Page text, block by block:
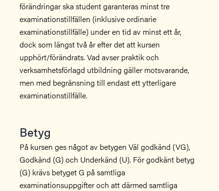
förändringar ska student garanteras minst tre
examinationstillfällen (inklusive ordinarie
examinationstillfälle) under en tid av minst ett år,
dock som längst två år efter det att kursen
upphört/förändrats. Vad avser praktik och
verksamhetsförlagd utbildning gäller motsvarande,
men med begränsning till endast ett ytterligare
examinationstillfälle.
Betyg
På kursen ges något av betygen Väl godkänd (VG),
Godkänd (G) och Underkänd (U). För godkänt betyg
(G) krävs betyget G på samtliga
examinationsuppgifter och att därmed samtliga